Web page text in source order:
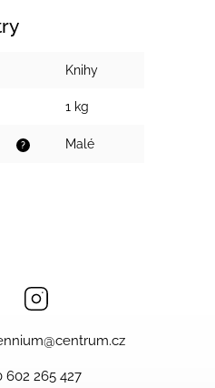
Knihy
1 kg
? Malé
Facebook
@centrum.cz
602 265 427